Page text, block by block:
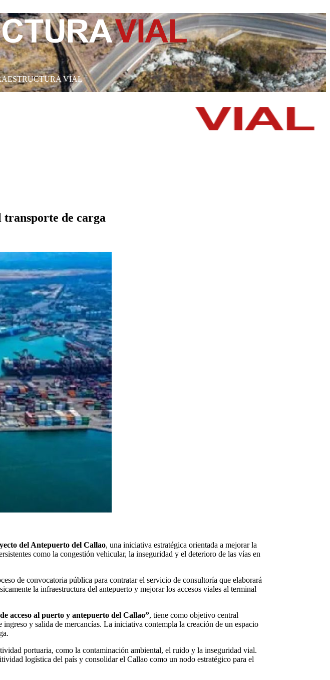
VIAL
de carga
del Antepuerto del Callao, una iniciativa estratégica orientada a mejorar la
como la congestión vehicular, la inseguridad y el deterioro de las vías en
de convocatoria pública para contratar el servicio de consultoría que elaborará
la infraestructura del antepuerto y mejorar los accesos viales al terminal
acceso al puerto y antepuerto del Callao”, tiene como objetivo central
y salida de mercancías. La iniciativa contempla la creación de un espacio
portuaria, como la contaminación ambiental, el ruido y la inseguridad vial.
logística del país y consolidar el Callao como un nodo estratégico para el